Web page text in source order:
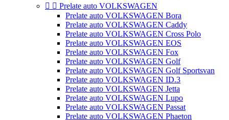
  Prelate auto VOLKSWAGEN
Prelate auto VOLKSWAGEN Bora
Prelate auto VOLKSWAGEN Caddy
Prelate auto VOLKSWAGEN Cross Polo
Prelate auto VOLKSWAGEN EOS
Prelate auto VOLKSWAGEN Fox
Prelate auto VOLKSWAGEN Golf
Prelate auto VOLKSWAGEN Golf Sportsvan
Prelate auto VOLKSWAGEN ID.3
Prelate auto VOLKSWAGEN Jetta
Prelate auto VOLKSWAGEN Lupo
Prelate auto VOLKSWAGEN Passat
Prelate auto VOLKSWAGEN Phaeton